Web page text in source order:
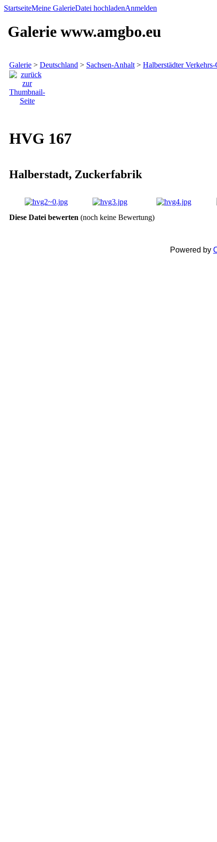
StartseiteMeine GalerieDatei hochladenAnmelden
Galerie www.amgbo.eu
Galerie > Deutschland > Sachsen-Anhalt > Halberstädter
HVG 167
Halberstadt, Zuckerfabrik
Diese Datei bewerten (noch keine Bewertung)
Powered by